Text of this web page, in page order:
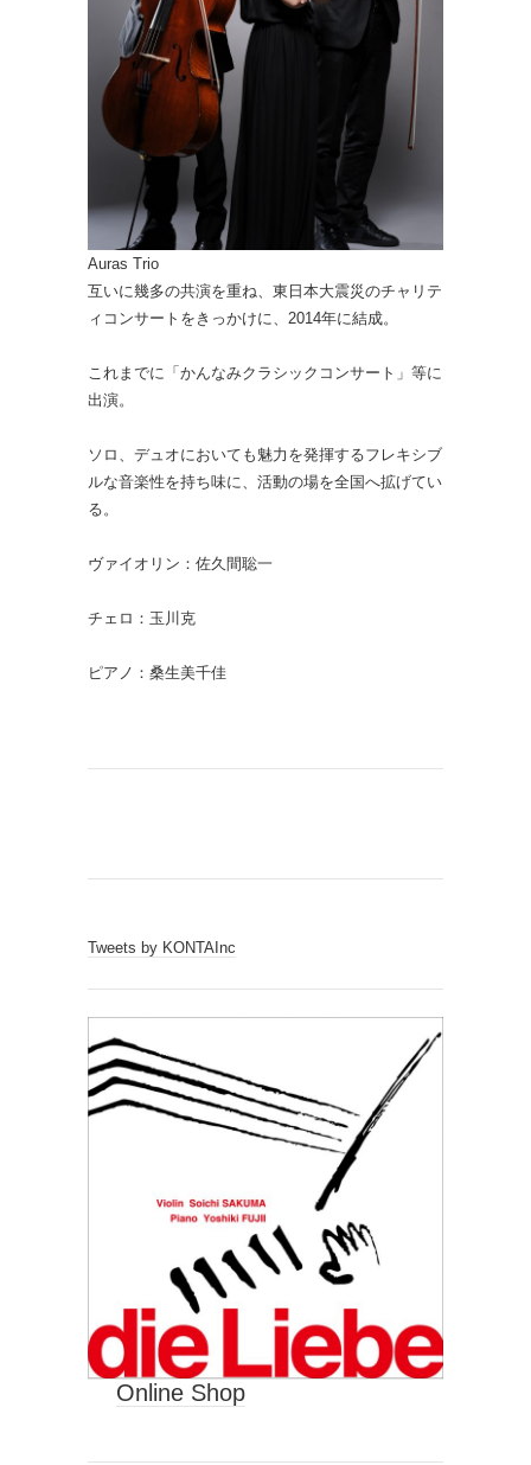
Auras Trio
互いに幾多の共演を重ね、東日本大震災のチャリテ
ィコンサートをきっかけに、2014年に結成。
これまでに「かんなみクラシックコンサート」等に
出演。
ソロ、デュオにおいても魅力を発揮するフレキシブ
ルな音楽性を持ち味に、活動の場を全国へ拡げてい
る。
ヴァイオリン：佐久間聡一
チェロ：玉川克
ピアノ：桑生美千佳
Tweets by KONTAInc
Online Shop